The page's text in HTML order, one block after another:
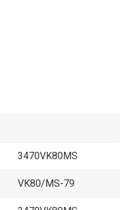
3470VK80MS
VK80/MS-79